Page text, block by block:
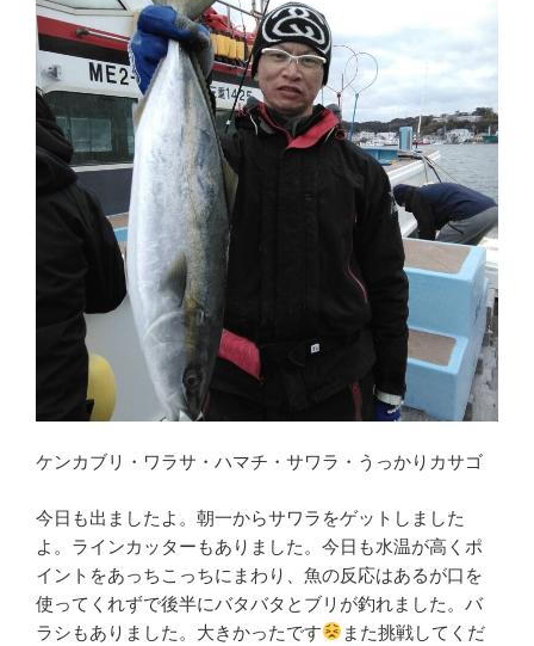
ケンカブリ・ワラサ・ハマチ・サワラ・うっかりカサゴ
今日も出ましたよ。朝一からサワラをゲットしました
よ。ラインカッターもありました。今日も水温が高くポ
イントをあっちこっちにまわり、魚の反応はあるが口を
使ってくれずで後半にバタバタとブリが釣れました。バ
ラシもありました。大きかったです
また挑戦してくだ